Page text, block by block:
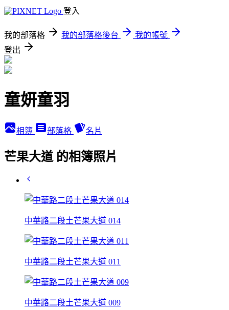
登入
我的部落格 我的部落格後台
我的帳號
登出
童妍童羽
相簿 部落格 名片
芒果大道 的相簿照片
中華路二段土芒果大道 014
中華路二段土芒果大道 011
中華路二段土芒果大道 009